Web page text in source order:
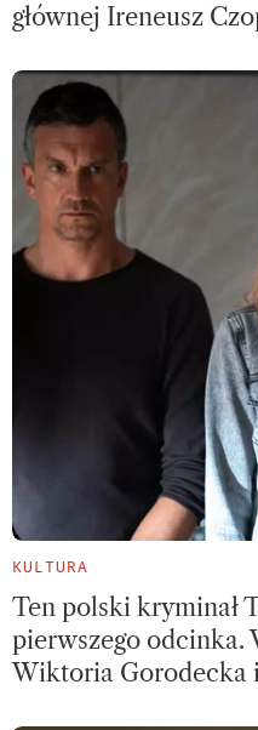
głównej Ireneusz
KULTURA
Ten polski kryminał
pierwszego odcinka.
Wiktoria Gorodecka